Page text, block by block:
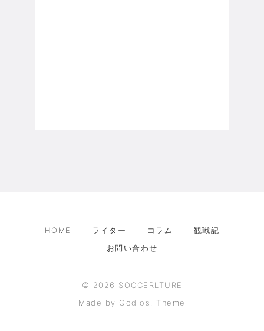
HOME ライター コラム
観戦記
お問い合わせ
© 2026 SOCCERLTURE
Made by Godios. Theme